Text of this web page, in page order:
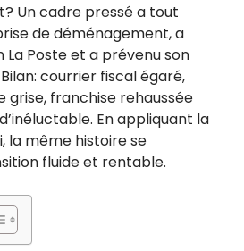
Un cadre pressé a tout
de déménagement, a
Poste et a prévenu son
courrier fiscal égaré,
franchise rehaussée
En appliquant la
la même histoire se
fluide et rentable.